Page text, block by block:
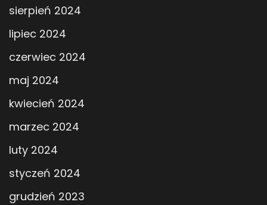
sierpień 2024
lipiec 2024
czerwiec 2024
maj 2024
kwiecień 2024
marzec 2024
luty 2024
styczeń 2024
grudzień 2023